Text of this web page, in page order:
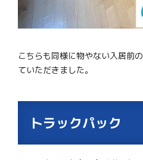
こちらも同様に物やない入居前
ていただきました。
トラックパック